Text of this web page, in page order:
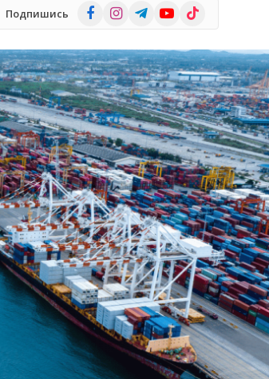
Подпишись FacebookInstagramTelegramYouTube
TikTok